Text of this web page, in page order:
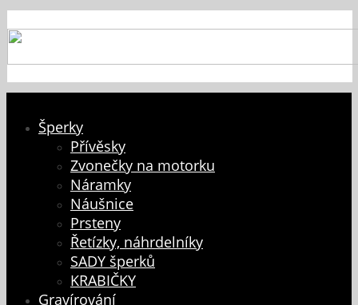
Šperky
Přívěsky
Zvonečky na motorku
Náramky
Náušnice
Prsteny
Řetízky, náhrdelníky
SADY šperků
KRABIČKY
Gravírování